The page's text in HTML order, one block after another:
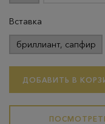
Вставка
бриллиант, сапфир
ДОБАВИТЬ В